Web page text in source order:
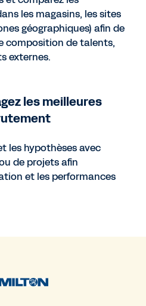
les magasins, les sites
géographiques) afin de
composition de talents,
externes.
les meilleures
les hypothèses avec
de projets afin
et les performances